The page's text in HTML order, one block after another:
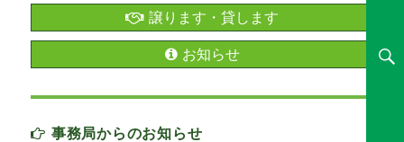
譲ります・貸します
お知らせ
事務局からのお知らせ